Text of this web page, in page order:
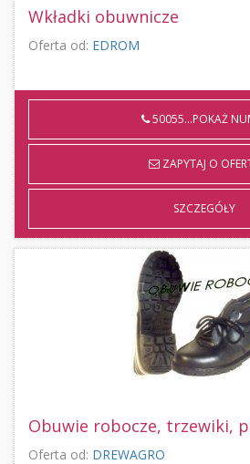
Wkładki obuwnicze
Oferta od: EDROM
50055...POKAŻ
ZAPYTAJ O
SZCZEGÓŁY
Obuwie robocze, trzewiki,
Oferta od: DREWAGRO